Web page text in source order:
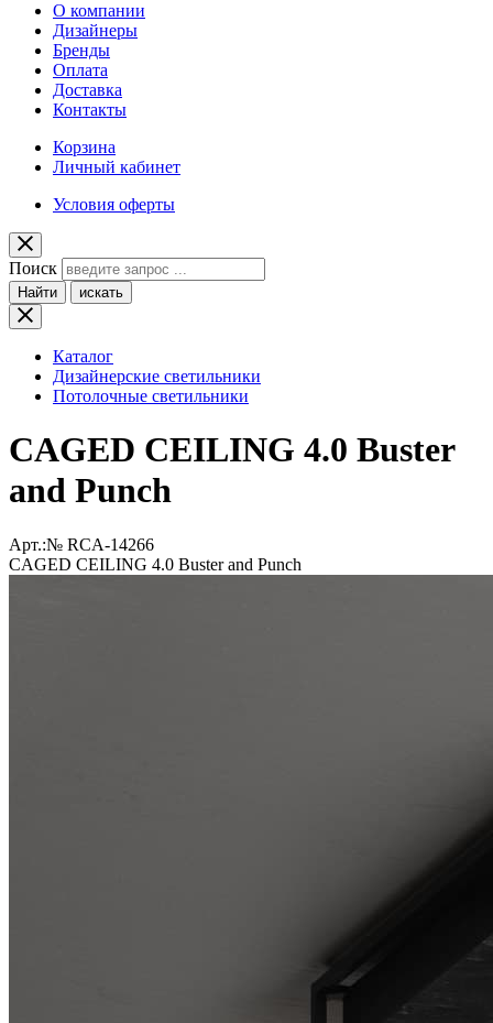
О компании
Дизайнеры
Бренды
Оплата
Доставка
Контакты
Корзина
Личный кабинет
Условия оферты
Поиск
Найти искать
Каталог
Дизайнерские светильники
Потолочные светильники
CAGED CEILING 4.0 Buster
and Punch
Арт.:№ RCA-14266
CAGED CEILING 4.0 Buster and Punch